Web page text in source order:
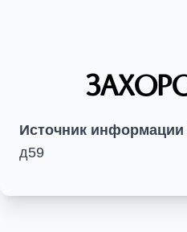
Источник информации
д59